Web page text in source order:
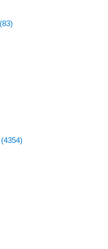
(83)
(4354)